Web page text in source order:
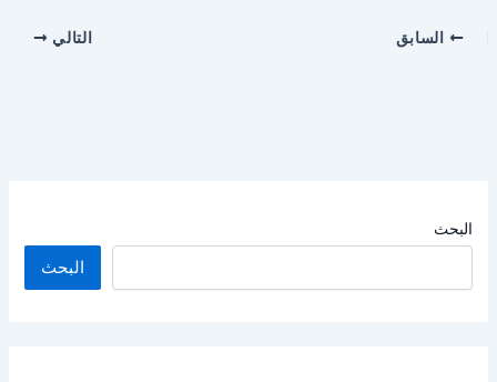
البحث
البحث
السابق التالي